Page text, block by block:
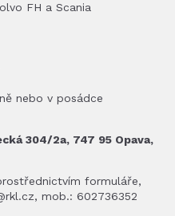
FH a Scania
nebo v posádce
304/2a, 747 95 Opava,
formuláře,
, mob.: 602736352